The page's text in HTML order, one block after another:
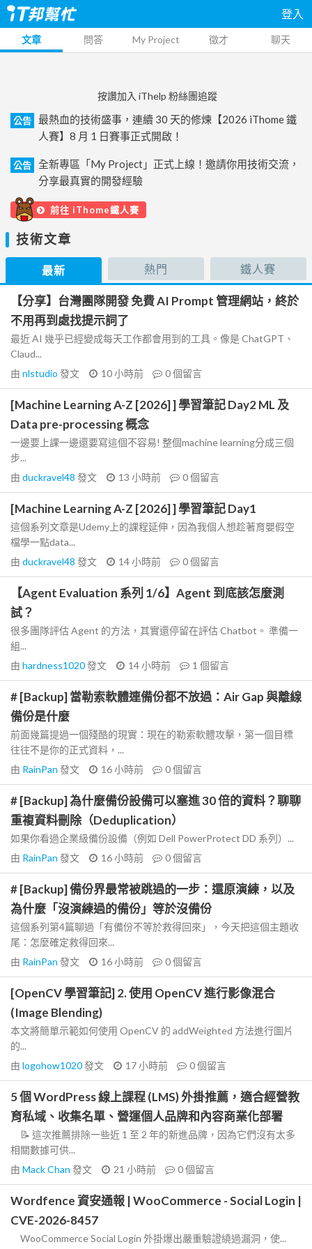
登入
文章 問答 My Project 徵才 聊天
按讚加入 iThelp 粉絲團追蹤
公告
最熱血的技術盛事，連續 30 天的修煉【2026 iThome 鐵
人賽】8 月 1 日賽事正式開啟！
公告
全新專區「My Project」正式上線！邀請你用技術交流，
分享最真實的開發經驗
前往 iThome鐵人賽
技術文章
最新 熱門 鐵人賽
【分享】台灣團隊開發 免費 AI Prompt 管理網站，終於
不用再到處找提示詞了
最近 AI 幾乎已經變成每天工作都會用到的工具。像是 ChatGPT、
Claud...
由 nlstudio 發文 10 小時前 0個留言
[Machine Learning A-Z [2026] ] 學習筆記 Day2 ML 及
Data pre-processing 概念
一邊要上課一邊還要寫這個不容易! 整個machine learning分成三個
步...
由 duckravel48 發文 13 小時前 0個留言
[Machine Learning A-Z [2026] ] 學習筆記 Day1
這個系列文章是Udemy上的課程延伸，因為我個人想趁著育嬰假空
檔學一點data...
由 duckravel48 發文 14 小時前 0個留言
【Agent Evaluation 系列 1/6】Agent 到底該怎麼測
試？
很多團隊評估 Agent 的方法，其實還停留在評估 Chatbot。 準備一
組...
由 hardness1020發文 14 小時前 1 個留言
# [Backup] 當勒索軟體連備份都不放過：Air Gap 與離線
備份是什麼
前面幾篇提過一個殘酷的現實：現在的勒索軟體攻擊，第一個目標
往往不是你的正式資料，...
由 RainPan 發文 16 小時前 0個留言
# [Backup] 為什麼備份設備可以塞進 30 倍的資料？聊聊
重複資料刪除（Deduplication）
如果你看過企業級備份設備（例如 Dell PowerProtect DD 系列）...
由 RainPan 發文 16 小時前 0個留言
# [Backup] 備份界最常被跳過的一步：還原演練，以及
為什麼「沒演練過的備份」等於沒備份
這個系列第4篇聊過「有備份不等於救得回來」，今天把這個主題收
尾：怎麼確定救得回來...
由 RainPan 發文 16 小時前 0個留言
[OpenCV 學習筆記] 2. 使用 OpenCV 進行影像混合
(Image Blending)
本文將簡單示範如何使用 OpenCV 的 addWeighted 方法進行圖片
的...
由 logohow1020發文 17 小時前 0個留言
5 個 WordPress 線上課程 (LMS) 外掛推薦，適合經營教
育私域、收集名單、營運個人品牌和內容商業化部署
📝 這次推薦排除一些近 1 至 2 年的新進品牌，因為它們沒有太多
相關數據可供...
由 Mack Chan 發文 21 小時前 0個留言
Wordfence 資安通報 | WooCommerce - Social Login |
CVE-2026-8457
WooCommerce Social Login 外掛爆出嚴重驗證繞過漏洞，使...